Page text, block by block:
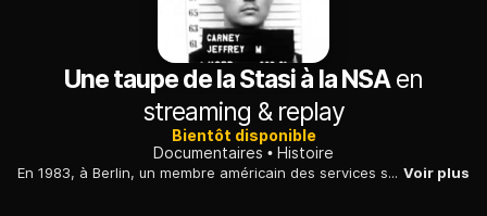
Une taupe de la Stasi à la NSAen
streaming & replay
Bientôt disponible
Documentaires
Histoire
En 1983, à Berlin, un membre américain des services secrets se met au service de la RDA. Une vie de passe-murailles racontée dans ce documentaire passionnant. Voir plus